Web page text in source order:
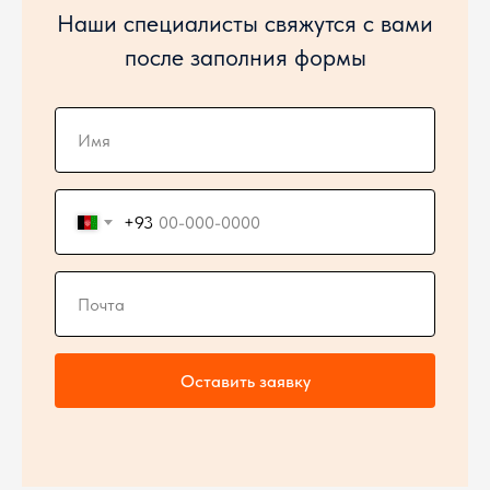
Наши специалисты свяжутся с вами
после заполния формы
+93
Оставить заявку